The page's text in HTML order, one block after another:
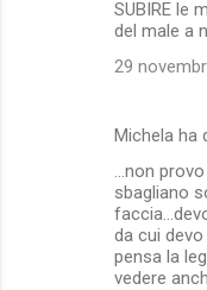
SUBIRE le
del male a
29
Michela ha
...non
sbagliano
da cui
pensa la
vedere